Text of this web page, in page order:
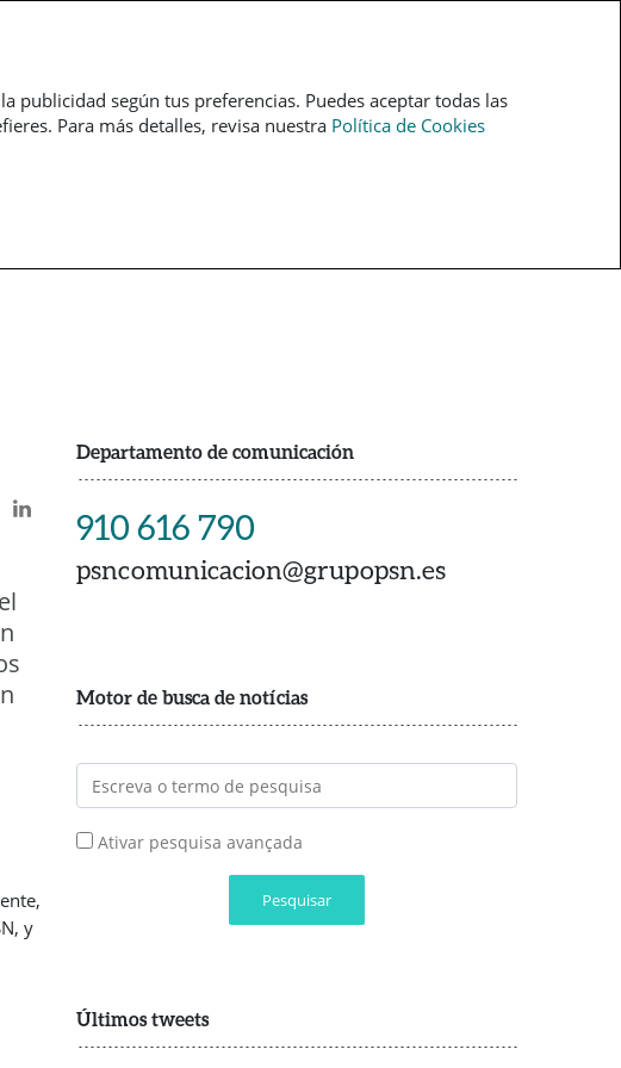
y
Departamento de comunicación
910 616 790
psncomunicacion@grupopsn.es
Motor de busca de notícias
Ativar pesquisa avançada
Pesquisar
Últimos tweets
según tus preferencias. Puedes aceptar todas las
Para más detalles, revisa nuestra Política de Cookies